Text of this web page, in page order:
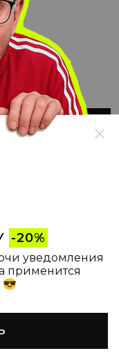
-20%
уведомления
применится
😎
а пока
Новости Профиль